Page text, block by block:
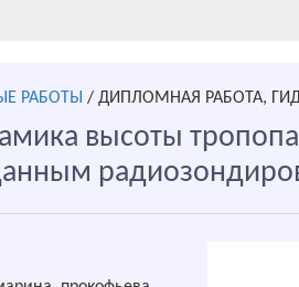
РАБОТЫ / ДИПЛОМНАЯ РАБОТА,
высоты